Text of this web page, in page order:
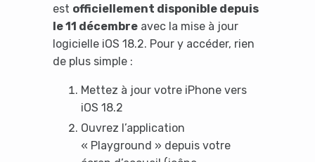
est officiellement disponible depuis
le 11 décembreavec la mise à jour
logicielle iOS 18.2. Pour y accéder, rien
de plus simple :
Mettez à jour votre iPhone vers
iOS 18.2
Ouvrez l’application
« Playground » depuis votre